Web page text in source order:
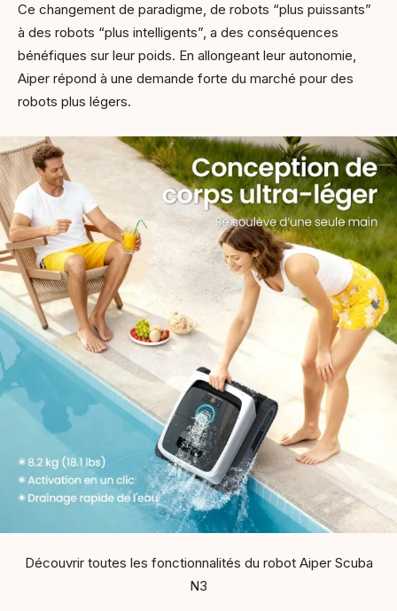
Ce changement de paradigme, de robots “plus puissants”
à des robots “plus intelligents”, a des conséquences
bénéfiques sur leur poids. En allongeant leur autonomie,
Aiper répond à une demande forte du marché pour des
robots plus légers.
Découvrir toutes les fonctionnalités du robot Aiper Scuba
N3